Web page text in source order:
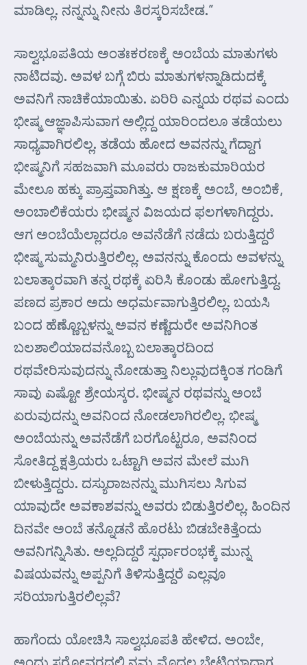
ಮಾಡಿಲ್ಲ. ನನ್ನನ್ನು ನೀನು ತಿರಸ್ಕರಿಸಬೇಡ.”
ಸಾಲ್ವಭೂಪತಿಯ ಅಂತಃಕರಣಕ್ಕೆ ಅಂಬೆಯ ಮಾತುಗಳು
ನಾಟಿದವು. ಅವಳ ಬಗ್ಗೆ ಬಿರು ಮಾತುಗಳನ್ನಾಡಿದುದಕ್ಕೆ
ಅವನಿಗೆ ನಾಚಿಕೆಯಾಯಿತು. ಏರಿರಿ ಎನ್ನಯ ರಥವ ಎಂದು
ಭೀಷ್ಮ ಆಜ್ಞಾಪಿಸುವಾಗ ಅಲ್ಲಿದ್ದ ಯಾರಿಂದಲೂ ತಡೆಯಲು
ಸಾಧ್ಯವಾಗಿರಲಿಲ್ಲ. ತಡೆಯ ಹೋದ ಅವನನ್ನು ಗೆದ್ದಾಗ
ಭೀಷ್ಮನಿಗೆ ಸಹಜವಾಗಿ ಮೂವರು ರಾಜಕುಮಾರಿಯರ
ಮೇಲೂ ಹಕ್ಕು ಪ್ರಾಪ್ತವಾಗಿತ್ತು. ಆ ಕ್ಷಣಕ್ಕೆ ಅಂಬೆ, ಅಂಬಿಕೆ,
ಅಂಬಾಲಿಕೆಯರು ಭೀಷ್ಮನ ವಿಜಯದ ಫಲಗಳಾಗಿದ್ದರು.
ಆಗ ಅಂಬೆಯೆಲ್ಲಾದರೂ ಅವನೆಡೆಗೆ ನಡೆದು ಬರುತ್ತಿದ್ದರೆ
ಭೀಷ್ಮ ಸುಮ್ಮನಿರುತ್ತಿರಲಿಲ್ಲ. ಅವನನ್ನು ಕೊಂದು ಅವಳನ್ನು
ಬಲಾತ್ಕಾರವಾಗಿ ತನ್ನ ರಥಕ್ಕೆ ಏರಿಸಿ ಕೊಂಡು ಹೋಗುತ್ತಿದ್ದ.
ಪಣದ ಪ್ರಕಾರ ಅದು ಅಧರ್ಮವಾಗುತ್ತಿರಲಿಲ್ಲ. ಬಯಸಿ
ಬಂದ ಹೆಣ್ಣೊಬ್ಬಳನ್ನು ಅವನ ಕಣ್ಣೆದುರೇ ಅವನಿಗಿಂತ
ಬಲಶಾಲಿಯಾದವನೊಬ್ಬ ಬಲಾತ್ಕಾರದಿಂದ
ರಥವೇರಿಸುವುದನ್ನು ನೋಡುತ್ತಾ ನಿಲ್ಲುವುದಕ್ಕಿಂತ ಗಂಡಿಗೆ
ಸಾವು ಎಷ್ಟೋ ಶ್ರೇಯಸ್ಕರ. ಭೀಷ್ಮನ ರಥವನ್ನು ಅಂಬೆ
ಏರುವುದನ್ನು ಅವನಿಂದ ನೋಡಲಾಗಿರಲಿಲ್ಲ. ಭೀಷ್ಮ
ಅಂಬೆಯನ್ನು ಅವನೆಡೆಗೆ ಬರಗೊಟ್ಟರೂ, ಅವನಿಂದ
ಸೋತಿದ್ದ ಕ್ಷತ್ರಿಯರು ಒಟ್ಟಾಗಿ ಅವನ ಮೇಲೆ ಮುಗಿ
ಬೀಳುತ್ತಿದ್ದರು. ದಸ್ಯುರಾಜನನ್ನು ಮುಗಿಸಲು ಸಿಗುವ
ಯಾವುದೇ ಅವಕಾಶವನ್ನು ಅವರು ಬಿಡುತ್ತಿರಲಿಲ್ಲ. ಹಿಂದಿನ
ದಿನವೇ ಅಂಬೆ ತನ್ನೊಡನೆ ಹೊರಟು ಬಿಡಬೇಕಿತ್ತೆಂದು
ಅವನಿಗನ್ನಿಸಿತು. ಅಲ್ಲದಿದ್ದರೆ ಸ್ಪರ್ಧಾರಂಭಕ್ಕೆ ಮುನ್ನ
ವಿಷಯವನ್ನು ಅಪ್ಪನಿಗೆ ತಿಳಿಸುತ್ತಿದ್ದರೆ ಎಲ್ಲವೂ
ಸರಿಯಾಗುತ್ತಿರಲಿಲ್ಲವೆ?
ಹಾಗೆಂದು ಯೋಚಿಸಿ ಸಾಲ್ವಭೂಪತಿ ಹೇಳಿದ. ಅಂಬೇ,